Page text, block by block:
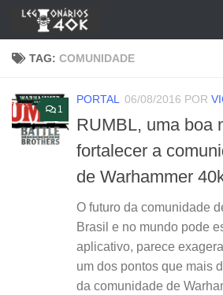
Skip to content
TAG: COMUNIDADE
1
PORTAL 06/08/2016 POR
RUMBL, uma boa
fortalecer a
de Warhammer
O futuro da comunidade
Brasil e no mundo pode
aplicativo, parece
um dos pontos que mais
da comunidade de